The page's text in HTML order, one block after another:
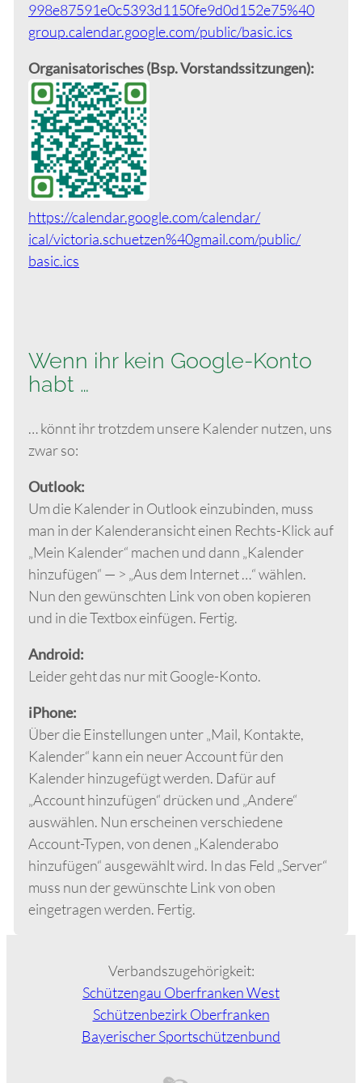
998e87591e0c5393d1150fe9d0d152e75%40
group.calendar.google.com/public/basic.ics
Organisatorisches (Bsp. Vorstandssitzungen):
https://calendar.google.com/calendar/
ical/victoria.schuetzen%40gmail.com/public/
basic.ics
Wenn ihr kein Google-Konto
habt …
… könnt ihr trotzdem unsere Kalender nutzen, uns
zwar so:
Outlook:
Um die Kalender in Outlook einzubinden, muss
man in der Kalenderansicht einen Rechts-Klick auf
„Mein Kalender“ machen und dann „Kalender
hinzufügen“ — > „Aus dem Internet …“ wählen.
Nun den gewünschten Link von oben kopieren
und in die Textbox einfügen. Fertig.
Android:
Leider geht das nur mit Google-Konto.
iPhone:
Über die Einstellungen unter „Mail, Kontakte,
Kalender“ kann ein neuer Account für den
Kalender hinzugefügt werden. Dafür auf
„Account hinzufügen“ drücken und „Andere“
auswählen. Nun erscheinen verschiedene
Account-Typen, von denen „Kalenderabo
hinzufügen“ ausgewählt wird. In das Feld „Server“
muss nun der gewünschte Link von oben
eingetragen werden. Fertig.
Verbandszugehörigkeit:
Schützengau Oberfranken West
Schützenbezirk Oberfranken
Bayerischer Sportschützenbund